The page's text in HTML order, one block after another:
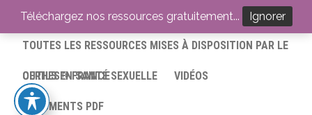
ACCUEIL
TOUTES LES RESSOURCES MISES À DISPOSITION PAR LE
CERHES® FRANCE
OUTILS EN SANTÉ SEXUELLE VIDÉOS
DOCUMENTS PDF
Téléchargez nos ressources gratuitement... Ignorer